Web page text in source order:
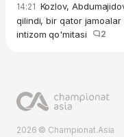
14:21 Kozlov,
qilindi, bir qator
intizom qo'mitasi
2
2026 © Championat.Asia